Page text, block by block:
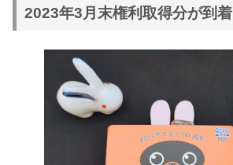
2023年3月末権利取得分が到着